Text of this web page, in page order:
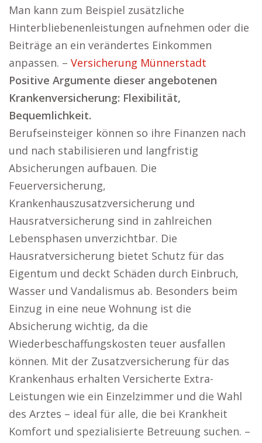
Man kann zum Beispiel zusätzliche
Hinterbliebenenleistungen aufnehmen oder die
Beiträge an ein verändertes Einkommen
anpassen. – Versicherung Münnerstadt
Positive Argumente dieser angebotenen
Krankenversicherung: Flexibilität,
Bequemlichkeit.
Berufseinsteiger können so ihre Finanzen nach
und nach stabilisieren und langfristig
Absicherungen aufbauen. Die
Feuerversicherung,
Krankenhauszusatzversicherung und
Hausratversicherung sind in zahlreichen
Lebensphasen unverzichtbar. Die
Hausratversicherung bietet Schutz für das
Eigentum und deckt Schäden durch Einbruch,
Wasser und Vandalismus ab. Besonders beim
Einzug in eine neue Wohnung ist die
Absicherung wichtig, da die
Wiederbeschaffungskosten teuer ausfallen
können. Mit der Zusatzversicherung für das
Krankenhaus erhalten Versicherte Extra-
Leistungen wie ein Einzelzimmer und die Wahl
des Arztes – ideal für alle, die bei Krankheit
Komfort und spezialisierte Betreuung suchen. –